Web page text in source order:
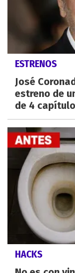
ESTRENOS
José
estreno de
de 4
HACKS